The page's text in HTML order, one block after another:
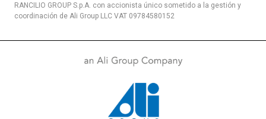
RANCILIO GROUP S.p.A. con accionista único sometido a la gestión y
coordinación de Ali Group LLC VAT 09784580152